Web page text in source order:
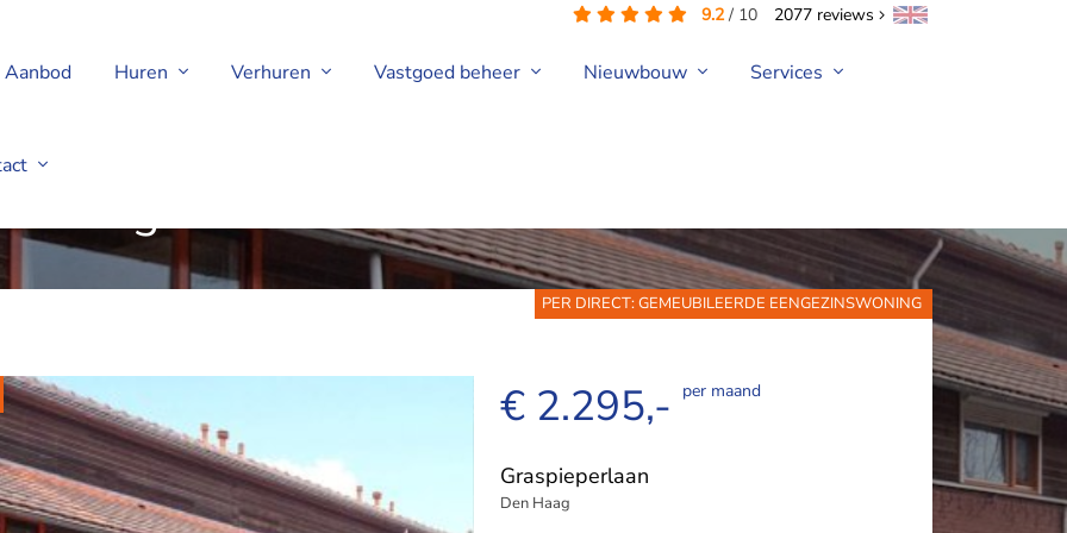
9.2/ 10 2077 reviews
Aanbod Huren Verhuren Vastgoed beheer Nieuwbouw Services
Haag
PER DIRECT: GEMEUBILEERDE EENGEZINSWONING
€ 2.295,- per maand
Graspieperlaan
Den Haag